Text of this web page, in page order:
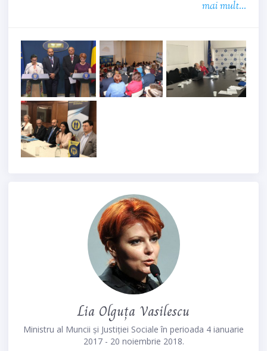
mai mult...
Lia Olguța Vasilescu
Ministru al Muncii și Justiției Sociale în perioada 4 ianuarie
2017 - 20 noiembrie 2018.